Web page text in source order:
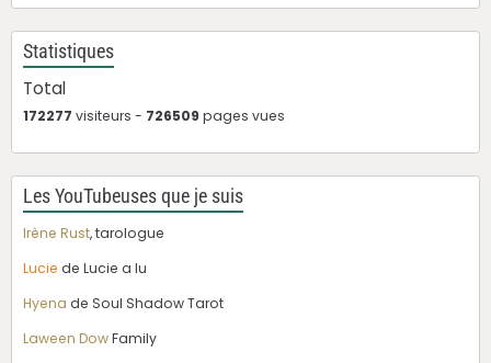
Statistiques
Total
172277 visiteurs - 726509 pages vues
Les YouTubeuses que je suis
Irène Rust, tarologue
Lucie de Lucie a lu
Hyena de Soul Shadow Tarot
Laween DowFamily